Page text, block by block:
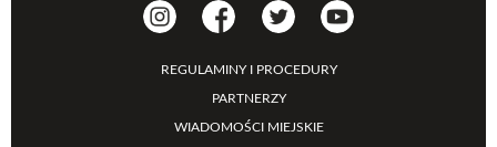
REGULAMINY I PROCEDURY
PARTNERZY
WIADOMOŚCI MIEJSKIE